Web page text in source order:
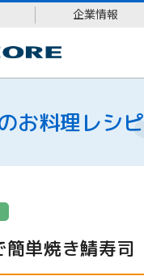
企業情報
お料理レシピ
簡単焼き鯖寿司